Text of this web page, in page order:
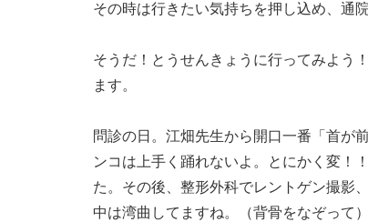
その時は行きたい気持ちを押し込め、通
そうだ！とうせんきょうに行ってみよう
ます。
問診の日。江畑先生から開口一番「首が
ンコは上手く踊れないよ。とにかく変！
た。その後、整形外科でレントゲン撮影
中は湾曲してますね。（背骨をなぞって